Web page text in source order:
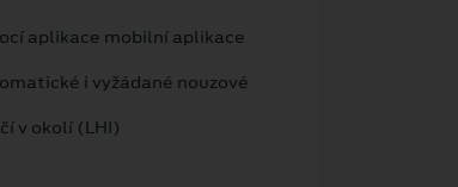
aplikace mobilní aplikace
i vyžádané nouzové
v okolí (LHI)